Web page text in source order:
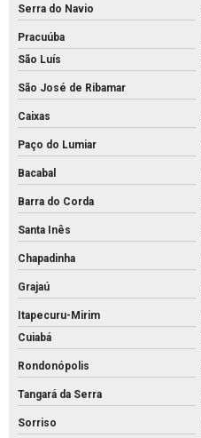
Serra do Navio
Pracuúba
São Luís
São José de Ribamar
Caixas
Paço do Lumiar
Bacabal
Barra do Corda
Santa Inês
Chapadinha
Grajaú
Itapecuru-Mirim
Cuiabá
Rondonópolis
Tangará da Serra
Sorriso